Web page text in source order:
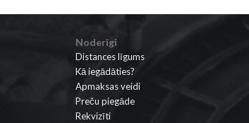
Noderīgi
Distances līgums
Kā iegādāties?
Apmaksas veidi
Preču piegāde
Rekvizīti